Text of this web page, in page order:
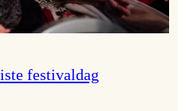
festivaldag